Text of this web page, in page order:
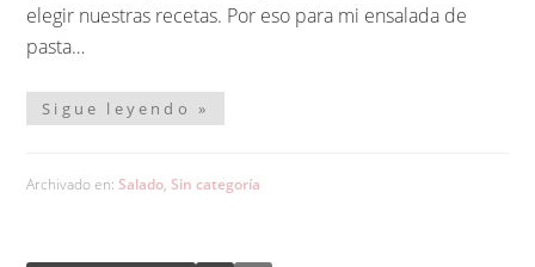
elegir nuestras recetas. Por eso para mi ensalada de
pasta…
Sigue leyendo »
Archivado en: Salado, Sin categoría